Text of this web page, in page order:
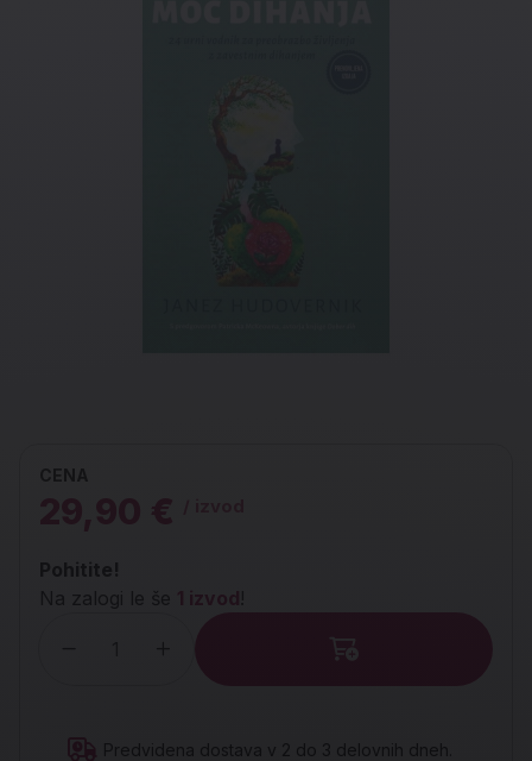
CENA
29,90 €
Pohitite!
Na zalogi le še 1 izvod !
Predvidena dostava v 2 do 3 delovnih dneh.